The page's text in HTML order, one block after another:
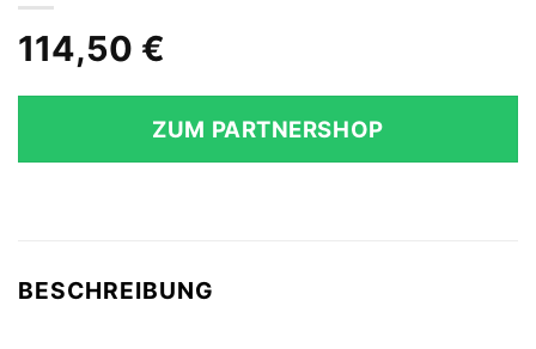
114,50 €
ZUM PARTNERSHOP
BESCHREIBUNG